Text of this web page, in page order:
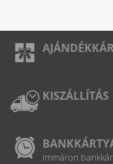
KISZÁLLÍTÁS
Immáron